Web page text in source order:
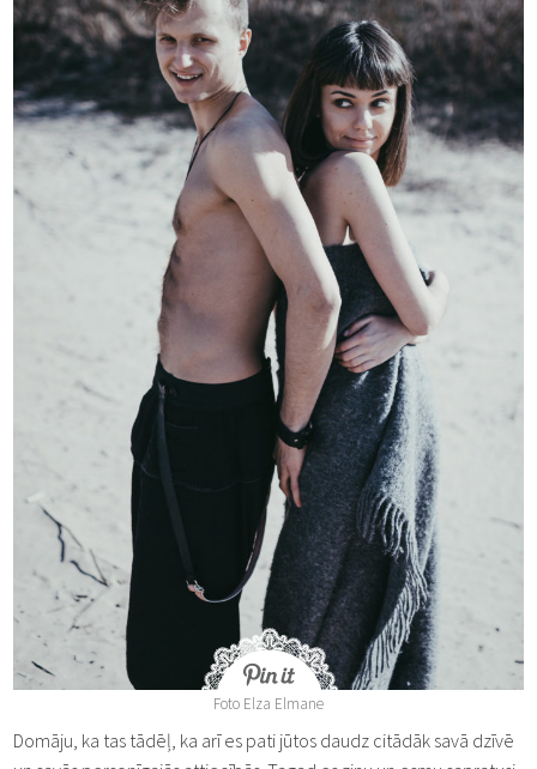
Foto Elza Elmane
Domāju, ka tas tādēļ, ka arī es pati jūtos daudz citādāk savā dzīvē